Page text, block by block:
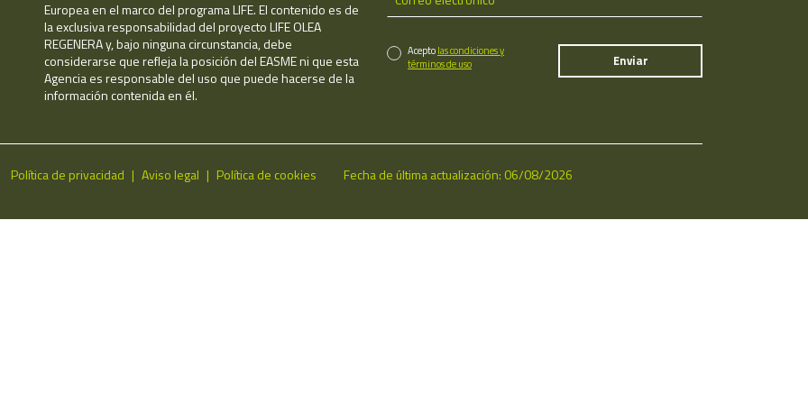
Europea en el marco del programa LIFE. El contenido es de
la exclusiva responsabilidad del proyecto LIFE OLEA
REGENERA y, bajo ninguna circunstancia, debe
considerarse que refleja la posición del EASME ni que esta
Agencia es responsable del uso que puede hacerse de la
información contenida en él.
Aceptolas condiciones y
términos de uso
Política de privacidad Aviso legal Política de cookies Fecha de última actualización: 06/08/2026